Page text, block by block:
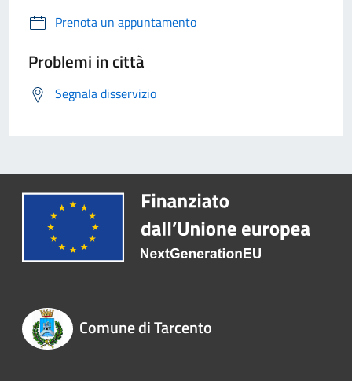
Prenota un appuntamento
Problemi in città
Segnala disservizio
Comune di Tarcento